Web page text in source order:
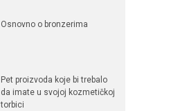
Osnovno o bronzerima
Pet proizvoda koje bi trebalo
da imate u svojoj kozmetičkoj
torbici